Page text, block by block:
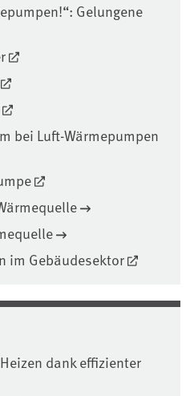
Gelungene
bei Luft-Wärmepumpen
im Gebäudesektor
dank effizienter